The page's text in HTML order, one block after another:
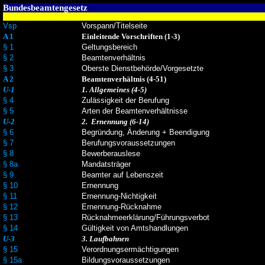
Bundesbeamtengesetz
Vsp
Vorspann/Titelseite
A 1
Einleitende Vorschriften (1-3)
§ 1
§ 2
§ 3
Geltungsbereich
Beamtenverhältnis
Oberste Dienstbehörde/Vorgesetzte
A 2
Beamtenverhältnis (4-51)
U-1
1. Allgemeines (4-5)
§ 4
§ 5
Zulässigkeit der Berufung
Arten der Beamtenverhältnisse
U-2
2. Ernennung (6-14)
§ 6
§ 7
§ 8
§ 8a
§ 9
§ 10
§ 11
§ 12
§ 13
§ 14
Begründung, Änderung + Beendigung
Berufungsvoraussetzungen
Bewerberauslese
Mandatsträger
Beamter auf Lebenszeit
Ernennung
Ernennung-Nichtigkeit
Ernennung-Rücknahme
Rücknahmeerklärung/Führungsverbot
Gültigkeit von Amtshandlungen
U-3
3. Laufbahnen
§ 15
§ 15a
Verordnungsermächtigungen
Bildungsvoraussetzungen